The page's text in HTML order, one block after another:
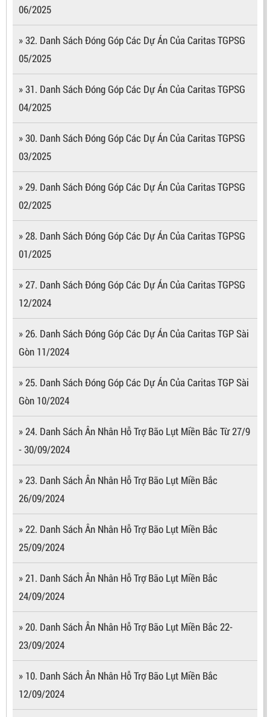
06/2025
» 32. Danh Sách Đóng Góp Các Dự Án Của Caritas TGPSG
05/2025
» 31. Danh Sách Đóng Góp Các Dự Án Của Caritas TGPSG
04/2025
» 30. Danh Sách Đóng Góp Các Dự Án Của Caritas TGPSG
03/2025
» 29. Danh Sách Đóng Góp Các Dự Án Của Caritas TGPSG
02/2025
» 28. Danh Sách Đóng Góp Các Dự Án Của Caritas TGPSG
01/2025
» 27. Danh Sách Đóng Góp Các Dự Án Của Caritas TGPSG
12/2024
» 26. Danh Sách Đóng Góp Các Dự Án Của Caritas TGP Sài
Gòn 11/2024
» 25. Danh Sách Đóng Góp Các Dự Án Của Caritas TGP Sài
Gòn 10/2024
» 24. Danh Sách Ân Nhân Hỗ Trợ Bão Lụt Miền Bắc Từ 27/9
- 30/09/2024
» 23. Danh Sách Ân Nhân Hỗ Trợ Bão Lụt Miền Bắc
26/09/2024
» 22. Danh Sách Ân Nhân Hỗ Trợ Bão Lụt Miền Bắc
25/09/2024
» 21. Danh Sách Ân Nhân Hỗ Trợ Bão Lụt Miền Bắc
24/09/2024
» 20. Danh Sách Ân Nhân Hỗ Trợ Bão Lụt Miền Bắc 22-
23/09/2024
» 10. Danh Sách Ân Nhân Hỗ Trợ Bão Lụt Miền Bắc
12/09/2024